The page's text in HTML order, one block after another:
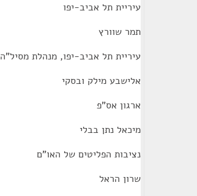
עיריית תל אביב-יפו
תמר שוורץ
עיריית תל אביב-יפו, מנהלת מסיל"ה
אלישבע מילק ובסקי
ארגון אס"פ
מיכאל נתן בבלי
נציבות הפליטים של האו"ם
שרון הראל